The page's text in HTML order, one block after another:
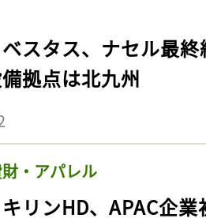
ベスタス、ナセル最
拠点は北九州
・アパレル
キリンHD、APAC企